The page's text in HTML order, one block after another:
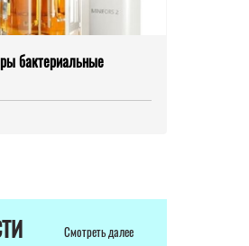
бактериальные
Смотреть далее